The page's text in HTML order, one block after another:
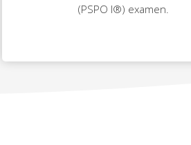
(PSPO I®) examen.